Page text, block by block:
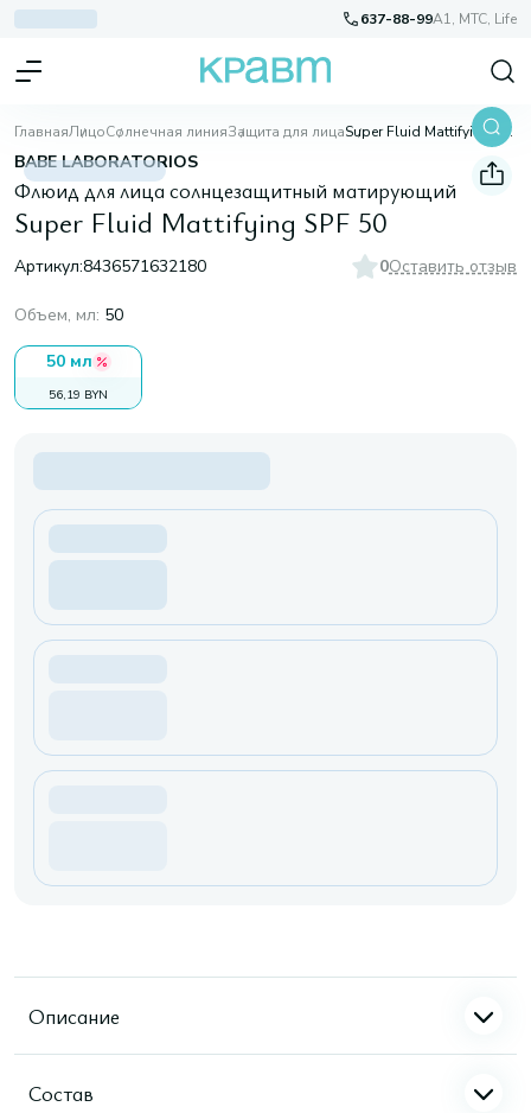
637-88-99A1, МТС, Life
ГлавнаяЛицоСолнечная линияЗащита для лица Super Fluid Mattifying SPF 50
BABE LABORATORIOS
Флюид для лица солнцезащитный матирующий
Super Fluid Mattifying SPF 50
Артикул:8436571632180 0Оставить отзыв
Объем, мл: 50
50 мл
56,19 BYN
Описание
Состав